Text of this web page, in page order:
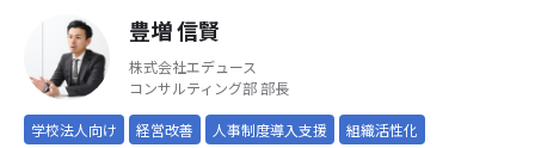
豊増 信賢
株式会社エデュース
コンサルティング部 部長
学校法人向け 経営改善 人事制度導入支援
組織活性化